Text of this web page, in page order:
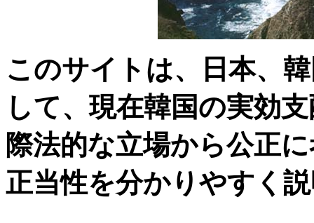
このサイトは、日本、
して、現在韓国の実効
際法的な立場から公正
正当性を分かりやすく